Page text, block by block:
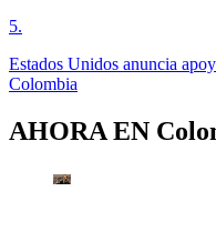
5.
Estados Unidos anuncia
Colombia
AHORA EN